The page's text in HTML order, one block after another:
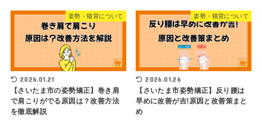
姿勢・猫背について
2026.01.21
【さいたま市の姿勢矯正】巻き肩
で肩こりがでる原因は？改善方法
を徹底解説
姿勢・猫背について
2026.01.26
【さいたま市姿勢矯正】反り腰は
早めに改善が吉!原因と改善策まと
め